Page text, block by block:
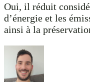
Oui, il réduit
d’énergie et les
ainsi à la